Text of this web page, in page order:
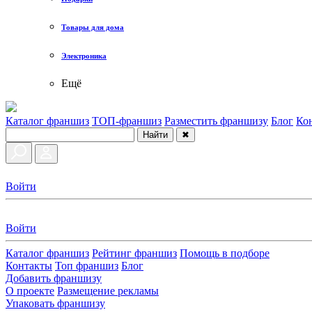
Товары для дома
Электроника
Ещё
Каталог франшиз ТОП-франшиз Разместить франшизу Блог
Найти ✖
Войти
Войти
Каталог франшиз Рейтинг франшиз Помощь в подборе
Контакты Топ франшиз Блог
Добавить франшизу
О проекте Размещение рекламы
Упаковать франшизу